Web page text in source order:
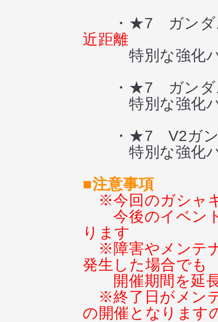
・★7 ガンダム
近距離
特別な強化パ
・★7 ガンダ
特別な強化パ
・★7 V2ガン
特別な強化パ
■注意事項
※今回のガシャ
今後のイベン
ります
※障害やメンテ
発生した場合でも
開催期間を延
※終了日がメン
の開催となります